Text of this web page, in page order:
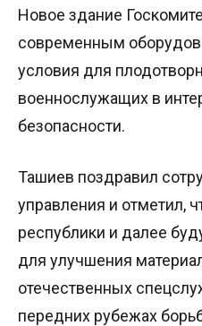
Новое здание
современным
условия для
военнослужащих в
безопасности.
Ташиев поздравил
управления и отметил,
республики и далее
для улучшения
отечественных
передних рубежах